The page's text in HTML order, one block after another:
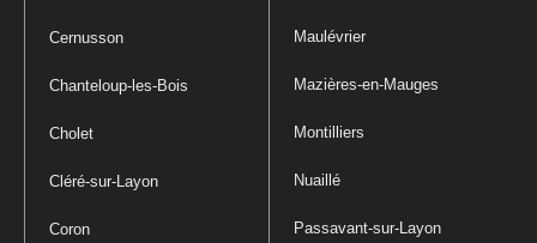
Cernusson
Chanteloup-les-Bois
Cholet
Cléré-sur-Layon
Coron
Maulévrier
Mazières-en-Mauges
Montilliers
Nuaillé
Passavant-sur-Layon